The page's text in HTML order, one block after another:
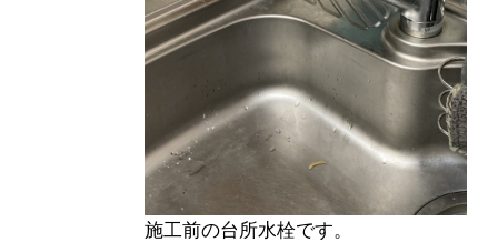
施工前の台所水栓です。